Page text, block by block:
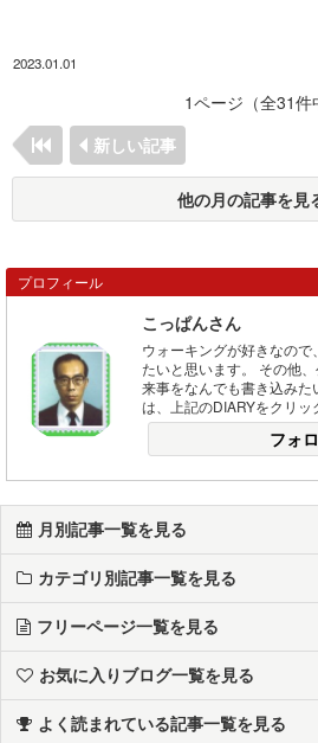
2023.01.01
1ページ（全31件
新しい記事
他の月の記事を見
プロフィール
こっぱんさん
ウォーキングが好きなの
たいと思います。 その他
来事をなんでも書き込み
は、上記のDIARYをクリッ
フォ
月別記事一覧を見る
カテゴリ別記事一覧を見る
フリーページ一覧を見る
お気に入りブログ一覧を見る
よく読まれている記事一覧を見る